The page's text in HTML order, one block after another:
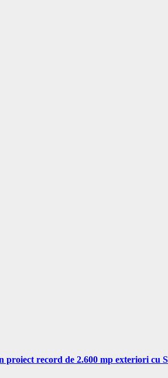
proiect record de 2.600 mp exteriori cu